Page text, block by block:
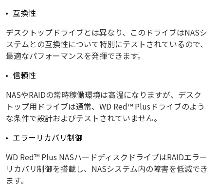
互換性
デスクトップドライブとは異なり、このドライブはNASシ
ステムとの互換性について特別にテストされているので、
最適なパフォーマンスを発揮できます。
信頼性
NASやRAIDの常時稼働環境は高温になりますが、デスク
トップ用ドライブは通常、WD Red™ Plusドライブのよう
な条件で設計およびテストされていません。
エラーリカバリ制御
WD Red™ Plus NASハードディスクドライブはRAIDエラー
リカバリ制御を搭載し、NASシステム内の障害を低減でき
ます。